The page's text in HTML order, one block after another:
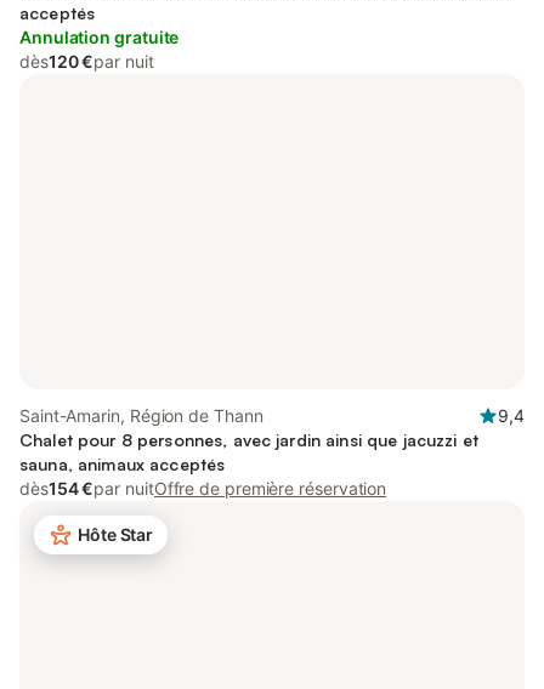
acceptés
Annulation gratuite
dès120 €par nuit
Saint-Amarin, Région de Thann
9,4
Chalet pour 8 personnes, avec jardin ainsi que jacuzzi et
sauna, animaux acceptés
dès154 €par nuitOffre de première réservation
Hôte Star